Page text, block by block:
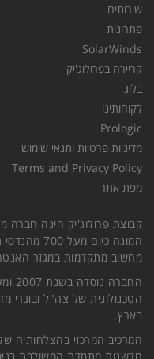
שירותים
פתרונות
SolarWinds
קריירה בפרולוג'יק
בלוג
לקוחותינו
Prologic
מדיניות פרטיות ותנאי שימוש
Terms and Privacy Policy
מפת אתר
קבוצת פרולוג'יק הינה חברה
המונה
מחשוב מתקדמות במגזר
הטכנולוגית של צה"ל ובוגרי
בארץ.
המרכיב המרכזי בהצלחותיה
חדשנות מתמדת המשולבת